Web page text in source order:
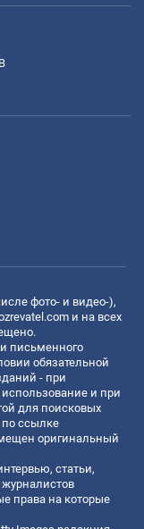
фото- и видео-),
и на всех
письменного
обязательной
- при
и при
для поисковых
по ссылке
оригинальный
статьи,
права на которые